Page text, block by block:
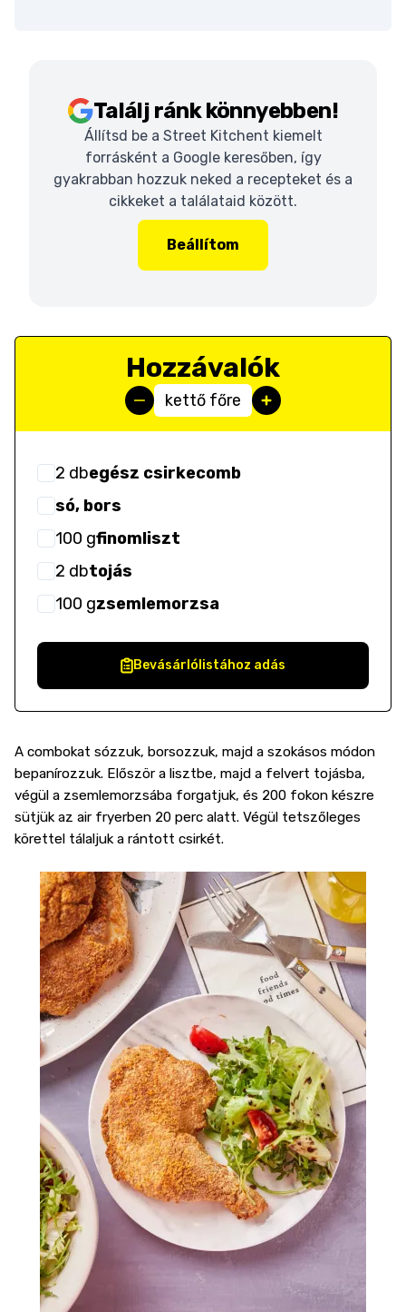
Találj ránk könnyebben!
Állítsd be a Street Kitchent kiemelt
forrásként a Google keresőben, így
gyakrabban hozzuk neked a recepteket és a
cikkeket a találataid között.
Beállítom
Hozzávalók
kettő főre
2 dbegész csirkecomb
só, bors
100 gfinomliszt
2 dbtojás
100 gzsemlemorzsa
Bevásárlólistához adás
A combokat sózzuk, borsozzuk, majd a szokásos módon
bepanírozzuk. Először a lisztbe, majd a felvert tojásba,
végül a zsemlemorzsába forgatjuk, és 200 fokon készre
sütjük az air fryerben 20 perc alatt. Végül tetszőleges
körettel tálaljuk a rántott csirkét.